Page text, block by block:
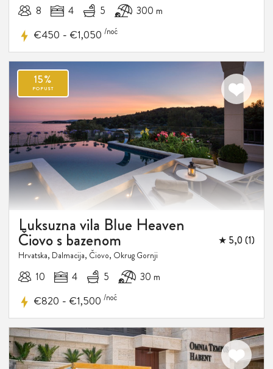
8 4 5 300 m
€450 - €1,050 /noć
Luksuzna vila Blue Heaven
Čiovo s bazenom ★ 5,0 (1)
Hrvatska, Dalmacija, Čiovo, Okrug Gornji
10 4 5 30 m
€820 - €1,500 /noć